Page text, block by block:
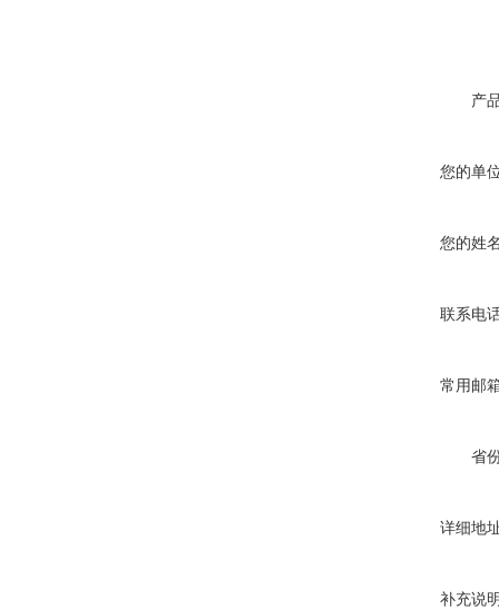
产
您的单
您的姓
联系电
常用邮
省
详细地
补充说